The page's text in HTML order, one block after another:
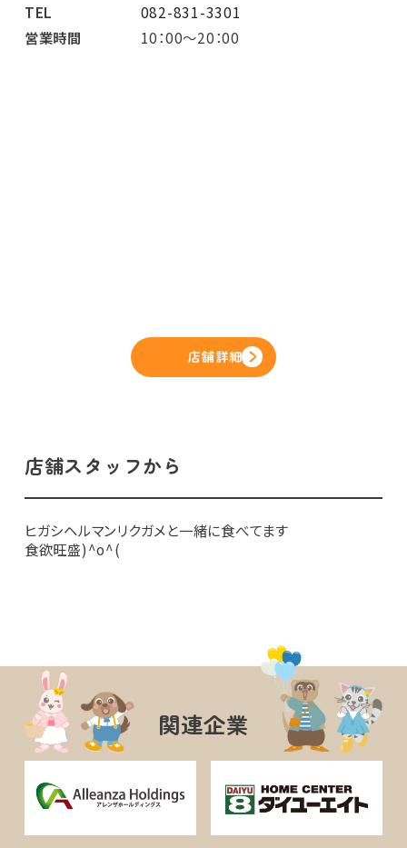
TEL
082-831-3301
営業時間
10：00～20：00
店舗詳細
店舗スタッフから
ヒガシヘルマンリクガメと一緒に食べてます
食欲旺盛)^o^(
関連企業